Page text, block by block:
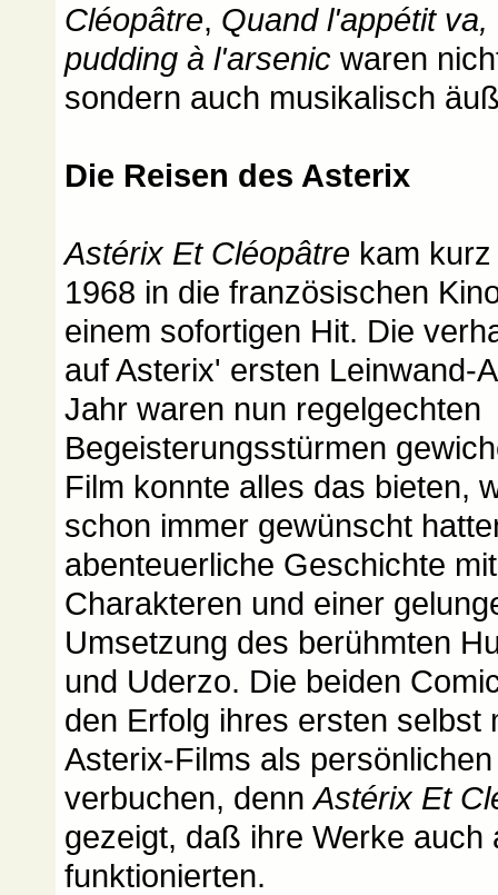
Cléopâtre, Quand l'appétit va,
pudding à l'arsenic waren
sondern auch musikalisch
Die Reisen des Asterix
Astérix Et Cléopâtre kam
1968 in die französischen
einem sofortigen Hit. Die
auf Asterix' ersten Leinwand-
Jahr waren nun regelgechten
Begeisterungsstürmen
Film konnte alles das bieten,
schon immer gewünscht
abenteuerliche Geschichte
Charakteren und einer
Umsetzung des berühmten
und Uderzo. Die beiden
den Erfolg ihres ersten selbst
Asterix-Films als
verbuchen, dennAstérix Et
gezeigt, daß ihre Werke auch
funktionierten.